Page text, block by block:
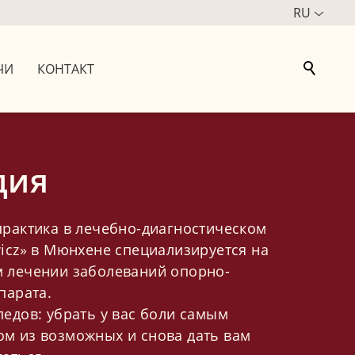
RU
КОНТАКТ
в лечебно-диагностическом
в Мюнхене специализируется на
заболеваний опорно-
убрать у вас боли самым
из возможных и снова дать вам